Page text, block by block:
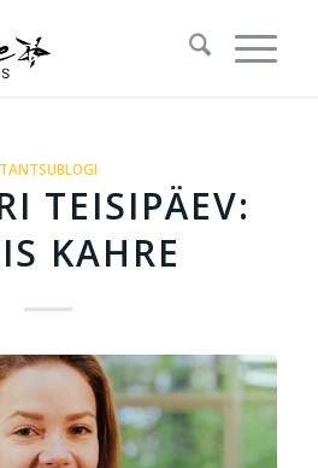
TANTSUBLOGI
TEISIPÄEV:
KAHRE